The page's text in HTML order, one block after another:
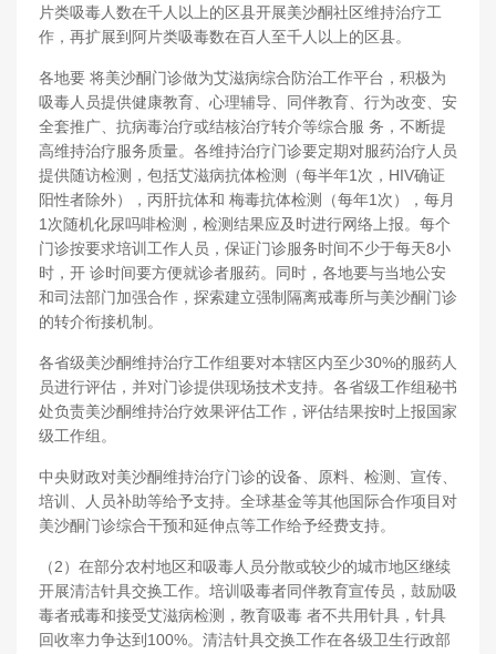
片类吸毒人数在千人以上的区县开展美沙酮社区维持治疗工
作，再扩展到阿片类吸毒数在百人至千人以上的区县。
各地要 将美沙酮门诊做为艾滋病综合防治工作平台，积极为
吸毒人员提供健康教育、心理辅导、同伴教育、行为改变、安
全套推广、抗病毒治疗或结核治疗转介等综合服 务，不断提
高维持治疗服务质量。各维持治疗门诊要定期对服药治疗人员
提供随访检测，包括艾滋病抗体检测（每半年1次，HIV确证
阳性者除外），丙肝抗体和 梅毒抗体检测（每年1次），每月
1次随机化尿吗啡检测，检测结果应及时进行网络上报。每个
门诊按要求培训工作人员，保证门诊服务时间不少于每天8小
时，开 诊时间要方便就诊者服药。同时，各地要与当地公安
和司法部门加强合作，探索建立强制隔离戒毒所与美沙酮门诊
的转介衔接机制。
各省级美沙酮维持治疗工作组要对本辖区内至少30%的服药人
员进行评估，并对门诊提供现场技术支持。各省级工作组秘书
处负责美沙酮维持治疗效果评估工作，评估结果按时上报国家
级工作组。
中央财政对美沙酮维持治疗门诊的设备、原料、检测、宣传、
培训、人员补助等给予支持。全球基金等其他国际合作项目对
美沙酮门诊综合干预和延伸点等工作给予经费支持。
（2）在部分农村地区和吸毒人员分散或较少的城市地区继续
开展清洁针具交换工作。培训吸毒者同伴教育宣传员，鼓励吸
毒者戒毒和接受艾滋病检测，教育吸毒 者不共用针具，针具
回收率力争达到100%。清洁针具交换工作在各级卫生行政部